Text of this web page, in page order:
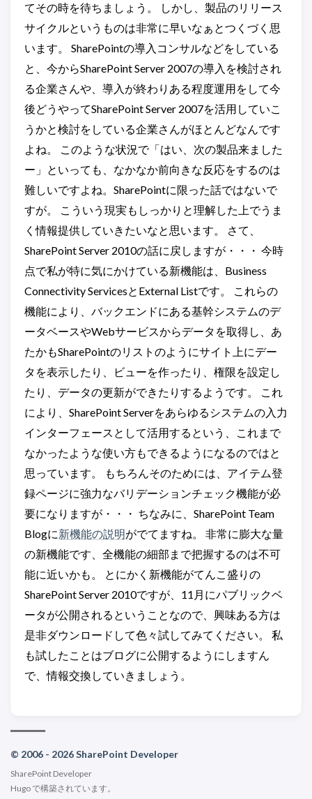
てその時を待ちましょう。 しかし、製品のリリース
サイクルというものは非常に早いなぁとつくづく思
います。 SharePointの導入コンサルなどをしている
と、今からSharePoint Server 2007の導入を検討され
る企業さんや、導入が終わりある程度運用をして今
後どうやってSharePoint Server 2007を活用していこ
うかと検討をしている企業さんがほとんどなんです
よね。 このような状況で「はい、次の製品来ました
ー」といっても、なかなか前向きな反応をするのは
難しいですよね。SharePointに限った話ではないで
すが。 こういう現実もしっかりと理解した上でうま
く情報提供していきたいなと思います。 さて、
SharePoint Server 2010の話に戻しますが・・・ 今時
点で私が特に気にかけている新機能は、Business
Connectivity ServicesとExternal Listです。 これらの
機能により、バックエンドにある基幹システムのデ
ータベースやWebサービスからデータを取得し、あ
たかもSharePointのリストのようにサイト上にデー
タを表示したり、ビューを作ったり、権限を設定し
たり、データの更新ができたりするようです。 これ
により、SharePoint Serverをあらゆるシステムの入力
インターフェースとして活用するという、これまで
なかったような使い方もできるようになるのではと
思っています。 もちろんそのためには、アイテム登
録ページに強力なバリデーションチェック機能が必
要になりますが・・・ ちなみに、SharePoint Team
Blogに新機能の説明がでてますね。 非常に膨大な量
の新機能です、全機能の細部まで把握するのは不可
能に近いかも。 とにかく新機能がてんこ盛りの
SharePoint Server 2010ですが、11月にパブリックベ
ータが公開されるということなので、興味ある方は
是非ダウンロードして色々試してみてください。 私
も試したことはブログに公開するようにしますん
で、情報交換していきましょう。
© 2006 - 2026 SharePoint Developer
SharePoint Developer
Hugoで構築されています。